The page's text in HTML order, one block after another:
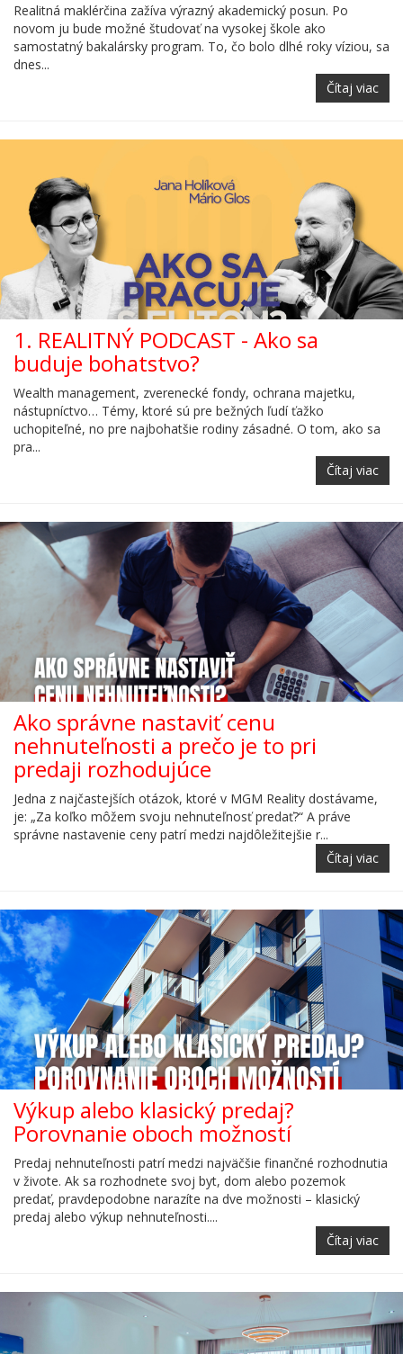
Realitná maklérčina zažíva výrazný akademický posun. Po
novom ju bude možné študovať na vysokej škole ako
samostatný bakalársky program. To, čo bolo dlhé roky víziou, sa
dnes...
Čítaj viac
1. REALITNÝ PODCAST - Ako sa
buduje bohatstvo?
Wealth management, zverenecké fondy, ochrana majetku,
nástupníctvo… Témy, ktoré sú pre bežných ľudí ťažko
uchopiteľné, no pre najbohatšie rodiny zásadné. O tom, ako sa
pra...
Čítaj viac
Ako správne nastaviť cenu
nehnuteľnosti a prečo je to pri
predaji rozhodujúce
Jedna z najčastejších otázok, ktoré v MGM Reality dostávame,
je: „Za koľko môžem svoju nehnuteľnosť predať?“ A práve
správne nastavenie ceny patrí medzi najdôležitejšie r...
Čítaj viac
Výkup alebo klasický predaj?
Porovnanie oboch možností
Predaj nehnuteľnosti patrí medzi najväčšie finančné rozhodnutia
v živote. Ak sa rozhodnete svoj byt, dom alebo pozemok
predať, pravdepodobne narazíte na dve možnosti – klasický
predaj alebo výkup nehnuteľnosti....
Čítaj viac